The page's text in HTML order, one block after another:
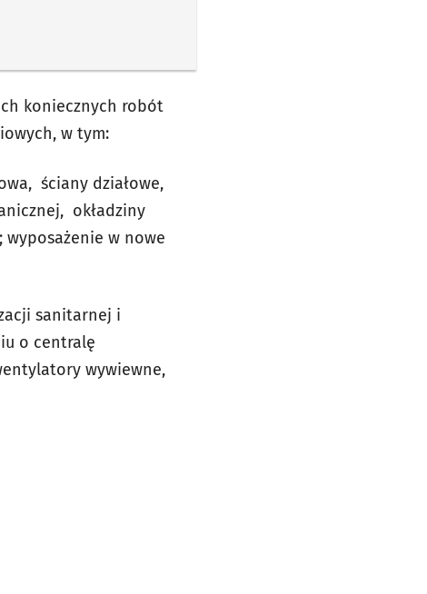
koniecznych robót
w tym:
ściany działowe,
okładziny
w nowe
sanitarnej i
o centralę
wywiewne,